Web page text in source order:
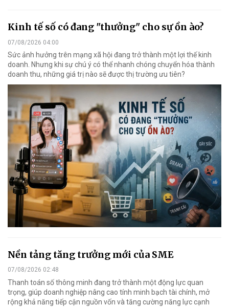
Kinh tế số có đang "thưởng" cho sự ồn ào?
07/08/2026 04:00
Sức ảnh hưởng trên mạng xã hội đang trở thành một lợi thế kinh
doanh. Nhưng khi sự chú ý có thể nhanh chóng chuyển hóa thành
doanh thu, những giá trị nào sẽ được thị trường ưu tiên?
Nền tảng tăng trưởng mới của SME
07/08/2026 02:48
Thanh toán số thông minh đang trở thành một động lực quan
trọng, giúp doanh nghiệp nâng cao tính minh bạch tài chính, mở
rộng khả năng tiếp cận nguồn vốn và tăng cường năng lực cạnh